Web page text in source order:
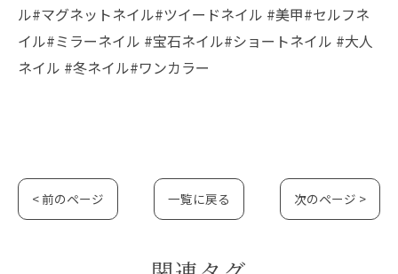
ル#マグネットネイル#ツイードネイル #美甲#セルフネ
イル#ミラーネイル #宝石ネイル#ショートネイル #大人
ネイル #冬ネイル#ワンカラー
< 前のページ 一覧に戻る 次のページ >